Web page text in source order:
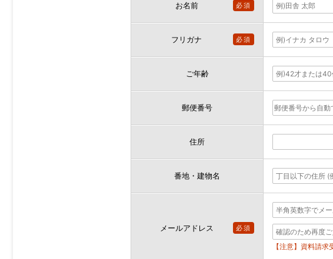
お名前 必須
フリガナ 必須
ご年齢
郵便番号
住所
番地・建物名
メールアドレス 必須
【注意】資料請